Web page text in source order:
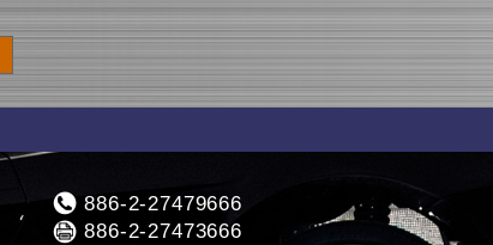
886-2-27479666
886-2-27473666